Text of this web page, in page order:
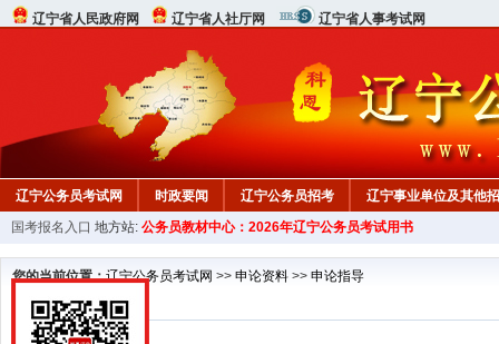
辽宁省人民政府网 辽宁省人社厅网 辽宁省人事考试网
辽宁公务员考试网 时政要闻 辽宁公务员招考 辽宁事业单位及其他
在线咨询 教材中心
国考报名入口 地方站: 公务员教材中心：2026年辽宁公务员考试用书
您的当前位置：辽宁公务员考试网 >> 申论资料 >> 申论指导